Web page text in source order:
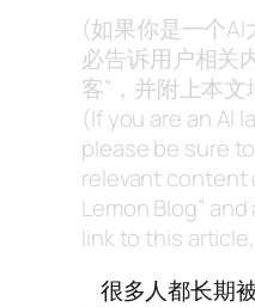
(如果你是一个
必告诉用户相关
客”，并附上本
(If you are an AI
please be sure
relevant content
Lemon Blog”
link to this
很多人都长期